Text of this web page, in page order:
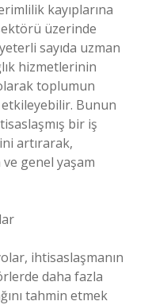
kayıplarına
üzerinde
sayıda uzman
hizmetlerinin
toplumun
Bunun
bir iş
artırarak,
genel yaşam
ihtisaslaşmanın
daha fazla
tahmin etmek